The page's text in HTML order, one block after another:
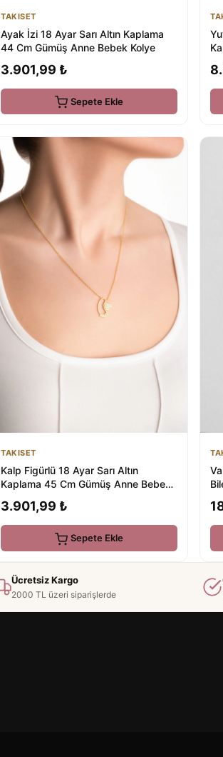
TAKISET
Ayak İzi 18 Ayar Sarı Altın Kaplama
44 Cm Gümüş Anne Bebek Kolye
3.901,99 ₺
Sepete Ekle
TAKISET
Kalp Figürlü 18 Ayar Sarı Altın
Kaplama 45 Cm Gümüş Anne Bebek
Kolye
3.901,99 ₺
Sepete Ekle
Ücretsiz Kargo
2000 TL üzeri siparişlerde